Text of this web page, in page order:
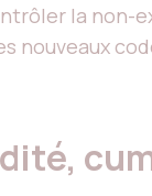
la non-
nouveaux